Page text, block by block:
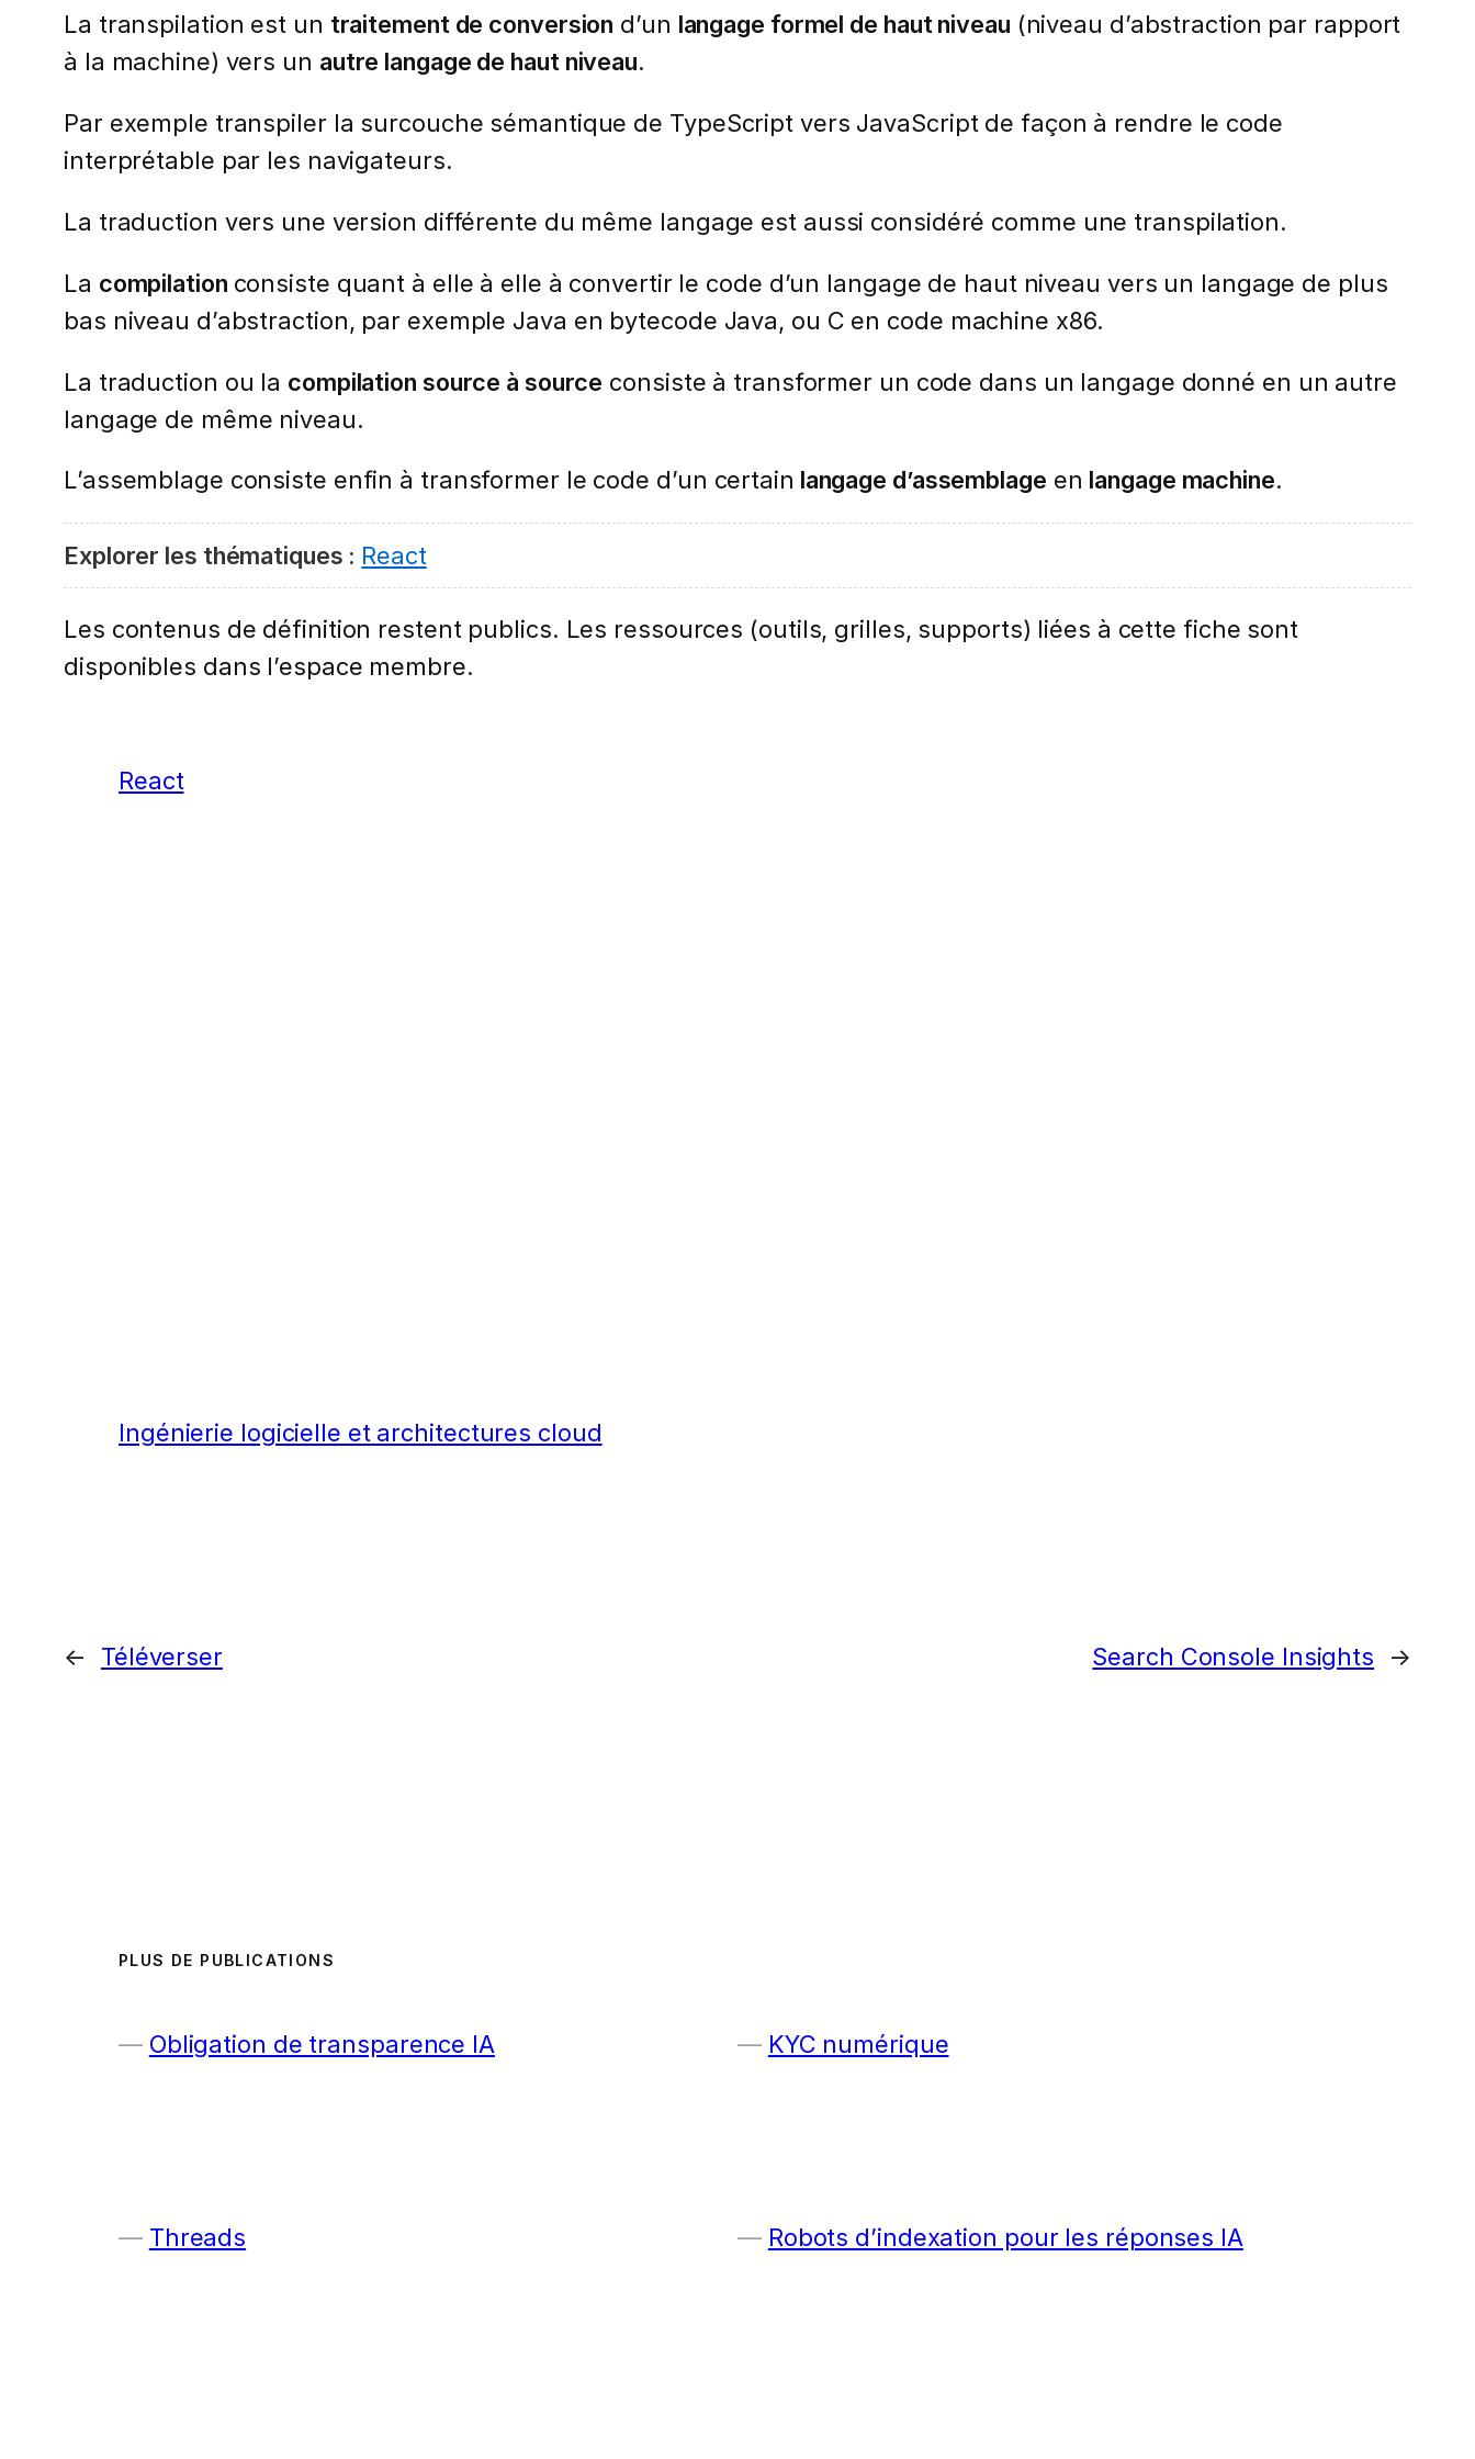
La transpilation est un traitement de conversion d’un langage formel de haut niveau (niveau d’abstraction par rapport
à la machine) vers un autre langage de haut niveau.
Par exemple transpiler la surcouche sémantique de TypeScript vers JavaScript de façon à rendre le code
interprétable par les navigateurs.
La traduction vers une version différente du même langage est aussi considéré comme une transpilation.
La compilation consiste quant à elle à elle à convertir le code d’un langage de haut niveau vers un langage de plus
bas niveau d’abstraction, par exemple Java en bytecode Java, ou C en code machine x86.
La traduction ou la compilation source à source consiste à transformer un code dans un langage donné en un autre
langage de même niveau.
L’assemblage consiste enfin à transformer le code d’un certain langage d’assemblage en langage machine.
Explorer les thématiques : React
Les contenus de définition restent publics. Les ressources (outils, grilles, supports) liées à cette fiche sont
disponibles dans l’espace membre.
React
Ingénierie logicielle et architectures cloud
← Téléverser Search Console Insights →
PLUS DE PUBLICATIONS
Obligation de transparence IA KYC numérique
Threads Robots d’indexation pour les réponses IA